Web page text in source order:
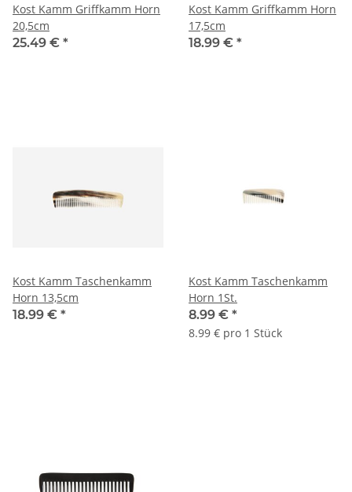
Kost Kamm Griffkamm Horn
20,5cm
25.49 € *
Kost Kamm Griffkamm Horn
17,5cm
18.99 € *
Kost Kamm Taschenkamm
Horn 13,5cm
18.99 € *
Kost Kamm Taschenkamm
Horn 1St.
8.99 € *
8.99 € pro 1 Stück